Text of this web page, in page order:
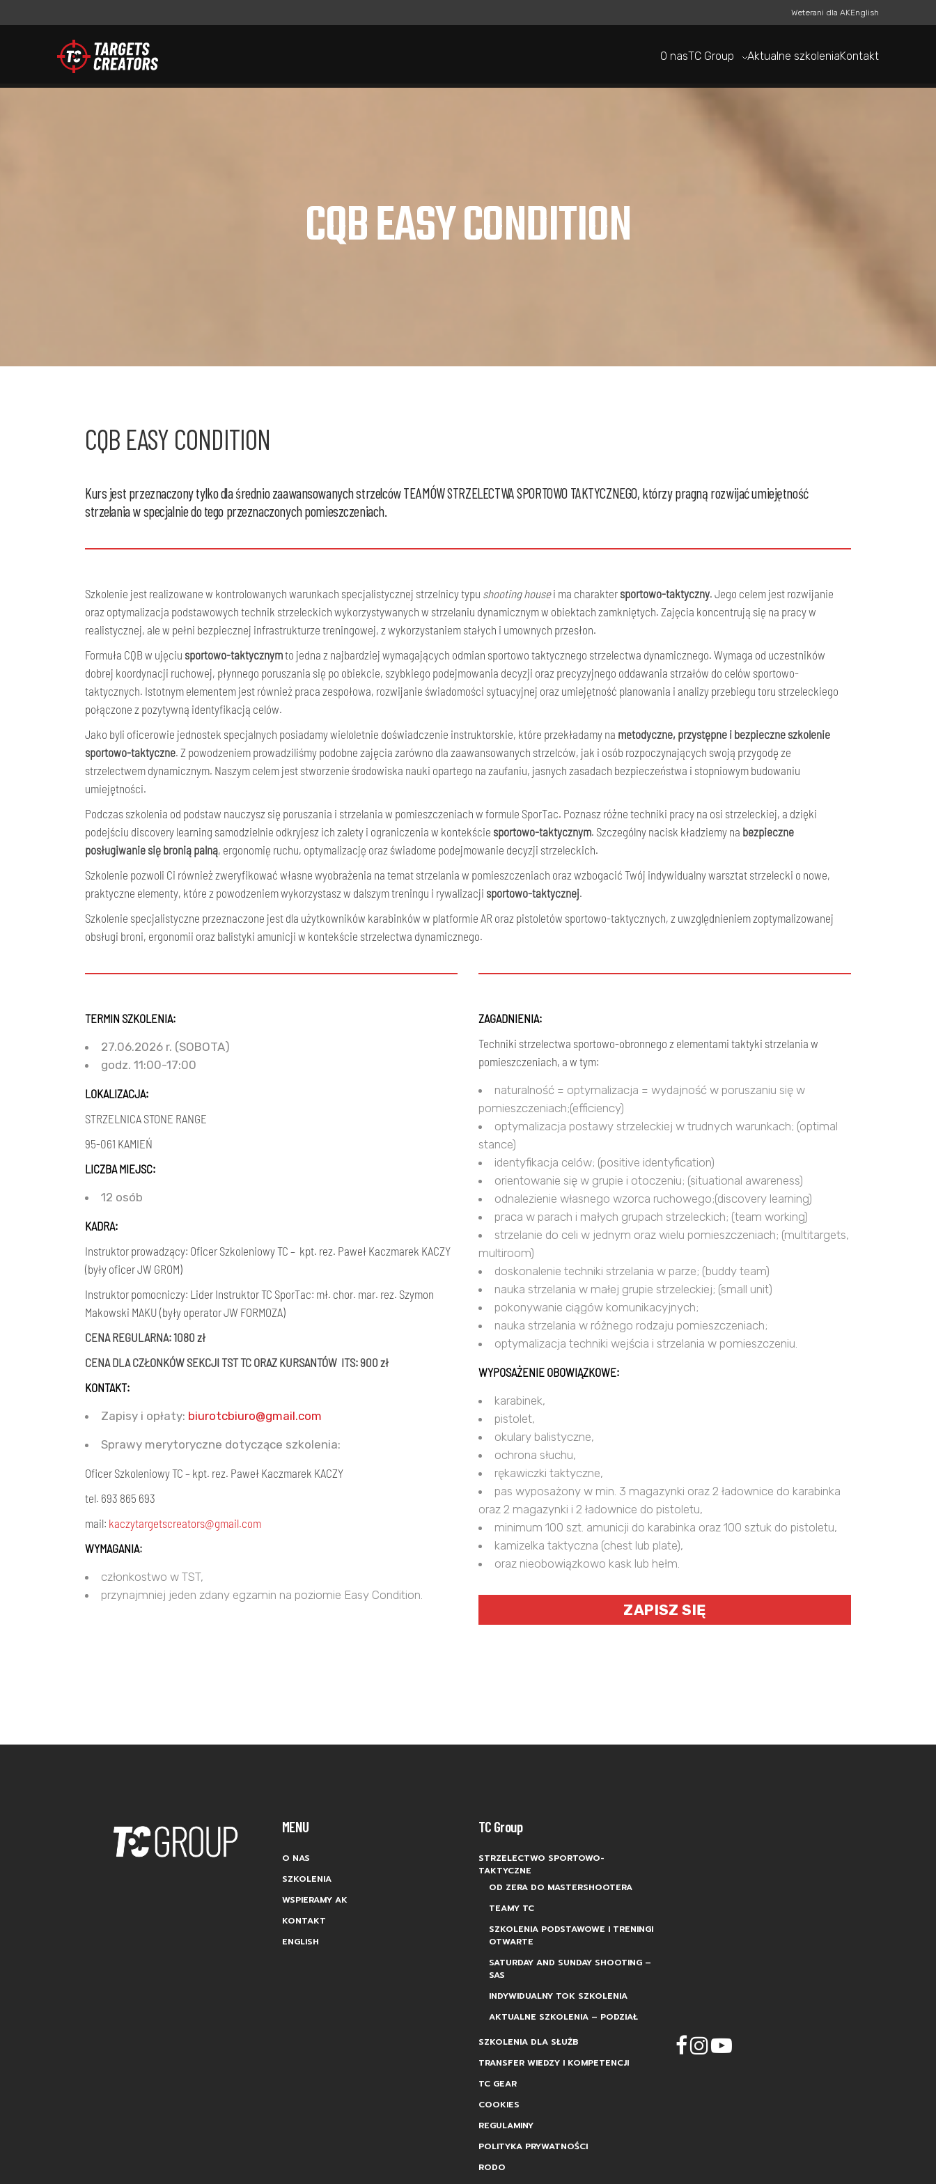
Weterani dla AKEnglish
O nasTC Group Aktualne szkoleniaKontakt
CQB EASY CONDITION
CQB EASY CONDITION
Kurs jest przeznaczony tylko dla średnio zaawansowanych strzelców TEAMÓW STRZELECTWA SPORTOWO TAKTYCZNEGO, którzy pragną rozwijać umiejętność
strzelaniaw specjalnie do tego przeznaczonych pomieszczeniach.
Szkolenie jest realizowane w kontrolowanych warunkach specjalistycznej strzelnicy typu shooting housei ma charakter sportowo-taktyczny. Jego celem jest rozwijanie
oraz optymalizacja podstawowych technik strzeleckich wykorzystywanych w strzelaniu dynamicznym w obiektach zamkniętych. Zajęcia koncentrują się na pracy w
realistycznej, ale w pełni bezpiecznej infrastrukturze treningowej, z wykorzystaniem stałych i umownych przesłon.
Formuła CQB w ujęciu sportowo-taktycznymto jedna z najbardziej wymagających odmian sportowo taktycznego strzelectwa dynamicznego. Wymaga od uczestników
dobrej koordynacji ruchowej, płynnego poruszania się po obiekcie, szybkiego podejmowania decyzji oraz precyzyjnego oddawania strzałów do celów sportowo-
taktycznych. Istotnym elementem jest również praca zespołowa, rozwijanie świadomości sytuacyjnej oraz umiejętność planowania i analizy przebiegu toru strzeleckiego
połączone z pozytywną identyfikacją celów.
Jako byli oficerowie jednostek specjalnych posiadamy wieloletnie doświadczenie instruktorskie, które przekładamy na metodyczne, przystępne i bezpieczne szkolenie
sportowo-taktyczne. Z powodzeniem prowadziliśmy podobne zajęcia zarówno dla zaawansowanych strzelców, jak i osób rozpoczynających swoją przygodę ze
strzelectwem dynamicznym. Naszym celem jest stworzenie środowiska nauki opartego na zaufaniu, jasnych zasadach bezpieczeństwa i stopniowym budowaniu
umiejętności.
Podczas szkolenia od podstaw nauczysz się poruszania i strzelania w pomieszczeniach w formule SporTac. Poznasz różne techniki pracy na osi strzeleckiej, a dzięki
podejściu discovery learning samodzielnie odkryjesz ich zalety i ograniczenia w kontekście sportowo-taktycznym. Szczególny nacisk kładziemy na bezpieczne
posługiwanie się bronią palną, ergonomię ruchu, optymalizację oraz świadome podejmowanie decyzji strzeleckich.
Szkolenie pozwoli Ci również zweryfikować własne wyobrażenia na temat strzelania w pomieszczeniach oraz wzbogacić Twój indywidualny warsztat strzelecki o nowe,
praktyczne elementy, które z powodzeniem wykorzystasz w dalszym treningu i rywalizacji sportowo-taktycznej.
Szkolenie specjalistyczne przeznaczone jest dla użytkowników karabinków w platformie AR oraz pistoletów sportowo-taktycznych, z uwzględnieniem zoptymalizowanej
obsługi broni, ergonomii oraz balistyki amunicji w kontekście strzelectwa dynamicznego.
TERMIN SZKOLENIA:
27.06.2026 r. (SOBOTA)
godz. 11:00-17:00
LOKALIZACJA:
STRZELNICA STONE RANGE
95-061 KAMIEŃ
LICZBA MIEJSC:
12 osób
KADRA:
Instruktor prowadzący: Oficer Szkoleniowy TC – kpt. rez. Paweł Kaczmarek KACZY
(były oficer JW GROM)
Instruktor pomocniczy: Lider Instruktor TC SporTac: mł. chor. mar. rez. Szymon
Makowski MAKU (były operator JW FORMOZA)
CENA REGULARNA: 1080 zł
CENA DLA CZŁONKÓW SEKCJI TST TC ORAZ KURSANTÓW ITS: 900 zł
KONTAKT:
Zapisy i opłaty: biurotcbiuro@gmail.com
Sprawy merytoryczne dotyczące szkolenia:
Oficer Szkoleniowy TC – kpt. rez. Paweł Kaczmarek KACZY
tel. 693 865 693
mail: kaczytargetscreators@gmail.com
WYMAGANIA:
członkostwo w TST,
przynajmniej jeden zdany egzamin na poziomie Easy Condition.
ZAGADNIENIA:
Techniki strzelectwa sportowo-obronnego z elementami taktyki strzelania w
pomieszczeniach, a w tym:
naturalność = optymalizacja = wydajność w poruszaniu się w
pomieszczeniach;(efficiency)
optymalizacja postawy strzeleckiej w trudnych warunkach; (optimal
stance)
identyfikacja celów; (positive identyfication)
orientowanie się w grupie i otoczeniu; (situational awareness)
odnalezienie własnego wzorca ruchowego;(discovery learning)
praca w parach i małych grupach strzeleckich; (team working)
strzelanie do celi w jednym oraz wielu pomieszczeniach; (multitargets,
multiroom)
doskonalenie techniki strzelania w parze; (buddy team)
nauka strzelania w małej grupie strzeleckiej; (small unit)
pokonywanie ciągów komunikacyjnych;
nauka strzelania w różnego rodzaju pomieszczeniach;
optymalizacja techniki wejścia i strzelania w pomieszczeniu.
WYPOSAŻENIE OBOWIĄZKOWE:
karabinek,
pistolet,
okulary balistyczne,
ochrona słuchu,
rękawiczki taktyczne,
pas wyposażony w min. 3 magazynki oraz 2 ładownice do karabinka
oraz 2 magazynki i 2 ładownice do pistoletu,
minimum 100 szt. amunicji do karabinka oraz 100 sztuk do pistoletu,
kamizelka taktyczna (chest lub plate),
oraz nieobowiązkowo kask lub hełm.
ZAPISZ SIĘ
MENU
O NAS
SZKOLENIA
WSPIERAMY AK
KONTAKT
ENGLISH
TC Group
STRZELECTWO SPORTOWO-
TAKTYCZNE
OD ZERA DO MASTERSHOOTERA
TEAMY TC
SZKOLENIA PODSTAWOWE I TRENINGI
OTWARTE
SATURDAY AND SUNDAY SHOOTING –
SAS
INDYWIDUALNY TOK SZKOLENIA
AKTUALNE SZKOLENIA – PODZIAŁ
SZKOLENIA DLA SŁUŻB
TRANSFER WIEDZY I KOMPETENCJI
TC GEAR
COOKIES
REGULAMINY
POLITYKA PRYWATNOŚCI
RODO